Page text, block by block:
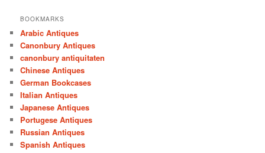
BOOKMARKS
Arabic Antiques
Canonbury Antiques
canonbury antiquitaten
Chinese Antiques
German Bookcases
Italian Antiques
Japanese Antiques
Portugese Antiques
Russian Antiques
Spanish Antiques